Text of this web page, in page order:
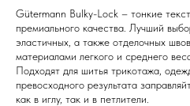
Gütermann Bulky-Lock – тонкие
премиального качества. Лучший
эластичных, а также отделочных
материалами легкого и среднего
Подходят для шитья трикотажа,
превосходного результата
как в иглу, так и в петлители.